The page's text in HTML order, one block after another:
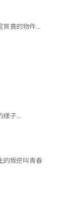
買賣的物件...
樣子...
的叛逆叫青春